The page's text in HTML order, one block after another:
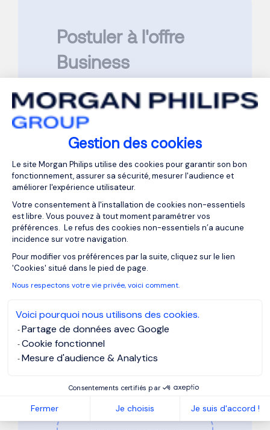
Gestion des cookies
Plateforme de Gestion du
Le site Morgan Philips utilise des cookies pour garantir son bon
fonctionnement, assurer sa sécurité, mesurer l'audience et
améliorer l'expérience utilisateur.
Votre consentement à l'installation de cookies non-essentiels
est libre. Vous pouvez à tout moment paramétrer vos
préférences. Le refus des cookies non-essentiels n’a aucune
incidence sur votre navigation.
Pour modifier vos préférences par la suite, cliquez sur le lien
'Cookies' situé dans le pied de page.
Nous respectons votre vie privée, voici comment.
Voici pourquoi nous utilisons des cookies.
Partage de données avec Google
Cookie fonctionnel
Mesure d'audience & Analytics
Consentements certifiés par
Fermer Je choisis Je suis d'accord !
Postuler à l'offre
Business
Developer F/H -
Hôtellerie Haut de
Gamme
Référence : FR876336
Veuillez compléter tous les champs
marqués d’une*
Prénom*
Téléphone